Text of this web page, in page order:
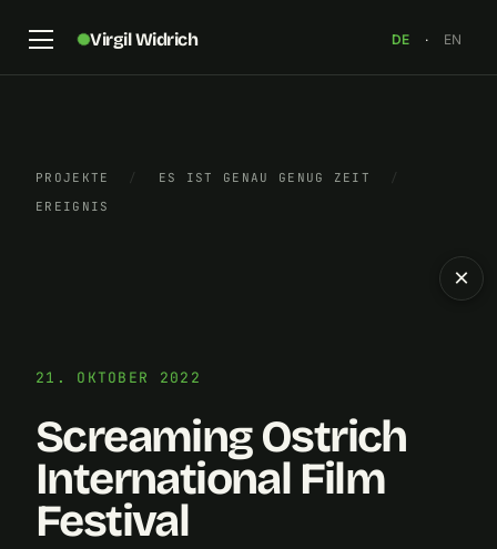
Virgil Widrich DE · EN
PROJEKTE / ES IST GENAU GENUG ZEIT
/
EREIGNIS
21. OKTOBER 2022
Screaming Ostrich
International Film
Festival
×